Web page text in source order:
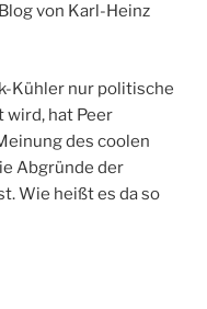
von Karl-Heinz
Kühler nur politische
wird, hat Peer
des coolen
Abgründe der
Wie heißt es da so